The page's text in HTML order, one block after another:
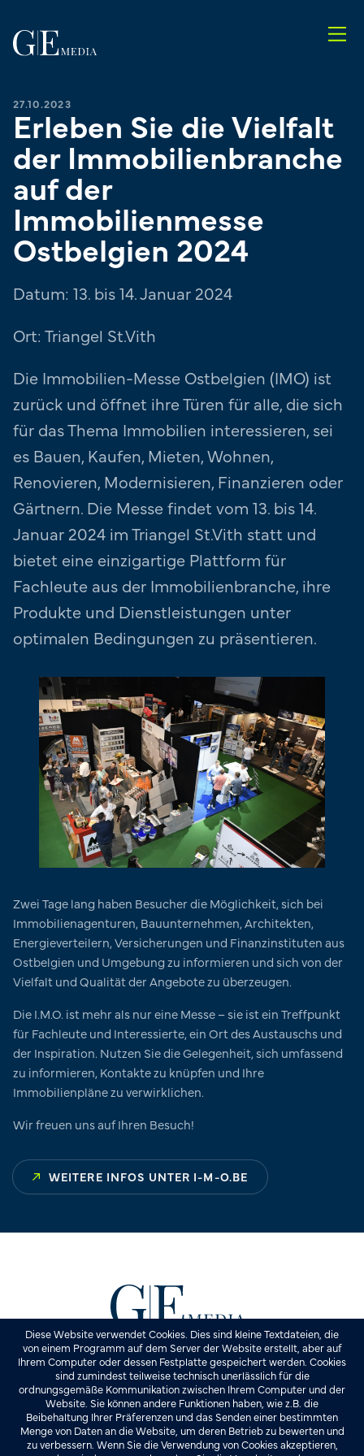
27.10.2023
Erleben Sie die Vielfalt
der Immobilienbranche
auf der
Immobilienmesse
Ostbelgien 2024
Datum: 13. bis 14. Januar 2024
Ort: Triangel St.Vith
Die Immobilien-Messe Ostbelgien (IMO) ist
zurück und öffnet ihre Türen für alle, die sich
für das Thema Immobilien interessieren, sei
es Bauen, Kaufen, Mieten, Wohnen,
Renovieren, Modernisieren, Finanzieren oder
Gärtnern. Die Messe findet vom 13. bis 14.
Januar 2024 im Triangel St.Vith statt und
bietet eine einzigartige Plattform für
Fachleute aus der Immobilienbranche, ihre
Produkte und Dienstleistungen unter
optimalen Bedingungen zu präsentieren.
Zwei Tage lang haben Besucher die Möglichkeit, sich bei
Immobilienagenturen, Bauunternehmen, Architekten,
Energieverteilern, Versicherungen und Finanzinstituten aus
Ostbelgien und Umgebung zu informieren und sich von der
Vielfalt und Qualität der Angebote zu überzeugen.
Die I.M.O. ist mehr als nur eine Messe – sie ist ein Treffpunkt
für Fachleute und Interessierte, ein Ort des Austauschs und
der Inspiration. Nutzen Sie die Gelegenheit, sich umfassend
zu informieren, Kontakte zu knüpfen und Ihre
Immobilienpläne zu verwirklichen.
Wir freuen uns auf Ihren Besuch!
WEITERE INFOS UNTER I-M-O.BE
Marktplatz 8 • B-4700 Eupen
info@ge-media.be
+32 87 59 13 00
Diese Website verwendet Cookies. Dies sind kleine Textdateien, die
von einem Programm auf dem Server der Website erstellt, aber auf
Ihrem Computer oder dessen Festplatte gespeichert werden. Cookies
sind zumindest teilweise technisch unerlässlich für die
ordnungsgemäße Kommunikation zwischen Ihrem Computer und der
Website. Sie können andere Funktionen haben, wie z.B. die
Beibehaltung Ihrer Präferenzen und das Senden einer bestimmten
Menge von Daten an die Website, um deren Betrieb zu bewerten und
zu verbessern. Wenn Sie die Verwendung von Cookies akzeptieren,